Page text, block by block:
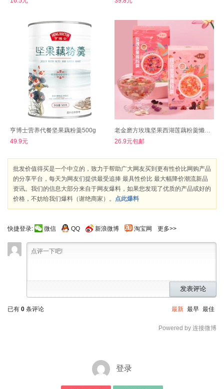
亨博士营养代餐坚果藕粉羹500g
49.9元
老金磨方玫瑰坚果西湖莲藕粉羹懒人速食
26.9元包邮
批发价值得买是一个中立的，致力于帮助广大网友买到更有性价比网购产品
的分享平台，每天为网友们提供最受追捧 最具性价比 最大幅降价潮流新品
资讯。我们的信息大部分来自于网友爆料，如果您发现了优质的产品或好的
价格，不妨给我们爆料（谢绝商家）。 点此爆料
快捷登录: 微信 QQ 新浪微博 淘宝网 更多>>
发表评论
已有 0 条评论 最新 最早 最佳
Powered by 连接微博
登录